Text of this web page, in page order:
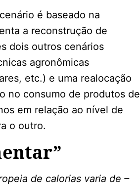
é baseado na
a reconstrução de
dois outros cenários
agronômicas
etc.) e uma realocação
no consumo de produtos de
em relação ao nível de
o outro.
de calorias varia de –